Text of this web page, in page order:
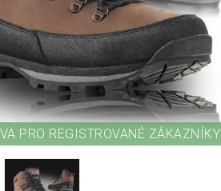
PRO REGISTROVANÉ ZÁKAZNÍKY